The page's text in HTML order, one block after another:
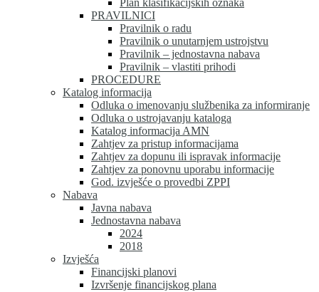
Plan klasifikacijskih oznaka
PRAVILNICI
Pravilnik o radu
Pravilnik o unutarnjem ustrojstvu
Pravilnik – jednostavna nabava
Pravilnik – vlastiti prihodi
PROCEDURE
Katalog informacija
Odluka o imenovanju službenika za informiranje
Odluka o ustrojavanju kataloga
Katalog informacija AMN
Zahtjev za pristup informacijama
Zahtjev za dopunu ili ispravak informacije
Zahtjev za ponovnu uporabu informacije
God. izvješće o provedbi ZPPI
Nabava
Javna nabava
Jednostavna nabava
2024
2018
Izvješća
Financijski planovi
Izvršenje financijskog plana